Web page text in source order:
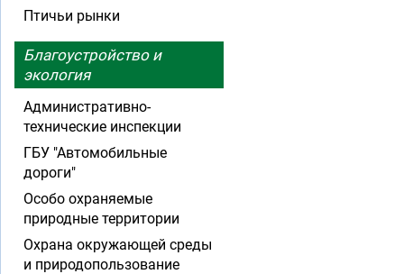
Птичьи рынки
Благоустройство и
экология
Административно-
технические инспекции
ГБУ "Автомобильные
дороги"
Особо охраняемые
природные территории
Охрана окружающей среды
и природопользование